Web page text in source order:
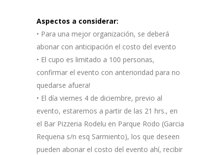
Aspectos a considerar:
• Para una mejor organización, se deberá
abonar con anticipación el costo del evento
• El cupo es limitado a 100 personas,
confirmar el evento con anterioridad para no
quedarse afuera!
• El día viernes 4 de diciembre, previo al
evento, estaremos a partir de las 21 hrs., en
el Bar Pizzeria Rodelu en Parque Rodo (Garcia
Requena s/n esq Sarmiento), los que deseen
pueden abonar el costo del evento ahí, recibir